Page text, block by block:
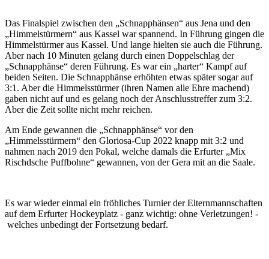
Das Finalspiel zwischen den „Schnapphänsen“ aus Jena und den
„Himmelstürmern“ aus Kassel war spannend. In Führung gingen die
Himmelstürmer aus Kassel. Und lange hielten sie auch die Führung.
Aber nach 10 Minuten gelang durch einen Doppelschlag der
„Schnapphänse“ deren Führung. Es war ein „harter“ Kampf auf
beiden Seiten. Die Schnapphänse erhöhten etwas später sogar auf
3:1. Aber die Himmelsstürmer (ihren Namen alle Ehre machend)
gaben nicht auf und es gelang noch der Anschlusstreffer zum 3:2.
Aber die Zeit sollte nicht mehr reichen.
Am Ende gewannen die „Schnapphänse“ vor den
„Himmelsstürmern“ den Gloriosa-Cup 2022 knapp mit 3:2 und
nahmen nach 2019 den Pokal, welche damals die Erfurter „Mix
Rischdsche Puffbohne“ gewannen, von der Gera mit an die Saale.
Es war wieder einmal ein fröhliches Turnier der Elternmannschaften
auf dem Erfurter Hockeyplatz - ganz wichtig: ohne Verletzungen! -
welches unbedingt der Fortsetzung bedarf.